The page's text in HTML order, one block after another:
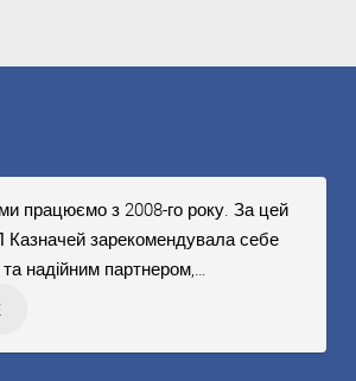
працюємо з 2008-го року. За цей
зарекомендувала себе
надійним партнером,